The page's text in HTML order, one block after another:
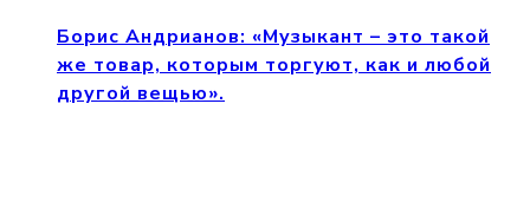
Борис Андрианов: «Музыкант – это такой
же товар, которым торгуют, как и любой
другой вещью».